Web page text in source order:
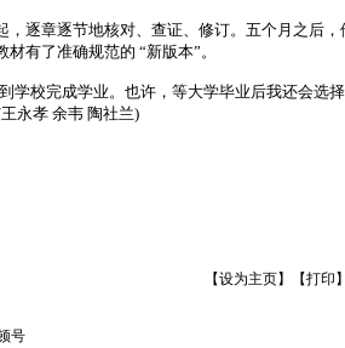
逐章逐节地核对、查证、修订。五个月之后，
材有了准确规范的 “新版本”。
校完成学业。也许，等大学毕业后我还会选择
王永孝 余韦 陶社兰)
【设为主页】【打印
号